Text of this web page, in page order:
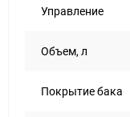
Управление
Объем, л
Покрытие бака